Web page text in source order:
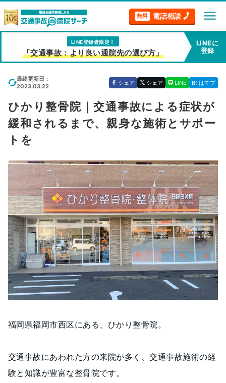
無料 電話相談 menu
LINE登録者限定！
「交通事故：より良い通院先の選び方」
LINEに
登録
最終更新日：
2023.03.22
シェア シェア LINE はてブ
ひかり整骨院｜交通事故による症状が
緩和されるまで、親身な施術とサポー
トを
福岡県福岡市西区にある、ひかり整骨院。
交通事故にあわれた方の来院が多く、交通事故施術の経
験と知識が豊富な整骨院です。